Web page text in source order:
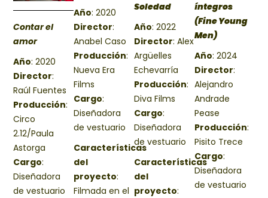
Contar el
amor
Año: 2020
Director:
Raúl Fuentes
Producción:
Circo
2.12/Paula
Astorga
Cargo:
Diseñadora
de vestuario
Año: 2020
Director:
Anabel Caso
Producción:
Nueva Era
Films
Cargo:
Diseñadora
de vestuario
Características
del
proyecto:
Filmada en el
Soledad
Año: 2022
Director: Alex
Argüelles
Echevarría
Producción:
Diva Films
Cargo:
Diseñadora
de vestuario
Características
del
proyecto:
íntegros
(Fine Young
Men)
Año: 2024
Director:
Alejandro
Andrade
Pease
Producción:
Pisito Trece
Cargo:
Diseñadora
de vestuario